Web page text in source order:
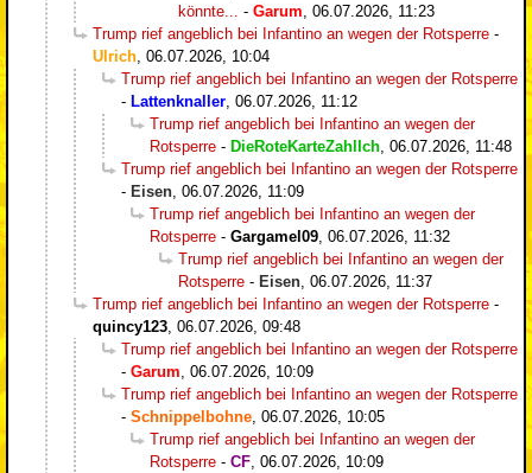
könnte... - Garum, 06.07.2026, 11:23
Trump rief angeblich bei Infantino an wegen der Rotsperre -
Ulrich, 06.07.2026, 10:04
Trump rief angeblich bei Infantino an wegen der Rotsperre
- Lattenknaller, 06.07.2026, 11:12
Trump rief angeblich bei Infantino an wegen der
Rotsperre - DieRoteKarteZahlIch, 06.07.2026, 11:48
Trump rief angeblich bei Infantino an wegen der Rotsperre
- Eisen, 06.07.2026, 11:09
Trump rief angeblich bei Infantino an wegen der
Rotsperre - Gargamel09, 06.07.2026, 11:32
Trump rief angeblich bei Infantino an wegen der
Rotsperre - Eisen, 06.07.2026, 11:37
Trump rief angeblich bei Infantino an wegen der Rotsperre -
quincy123, 06.07.2026, 09:48
Trump rief angeblich bei Infantino an wegen der Rotsperre
- Garum, 06.07.2026, 10:09
Trump rief angeblich bei Infantino an wegen der Rotsperre
- Schnippelbohne, 06.07.2026, 10:05
Trump rief angeblich bei Infantino an wegen der
Rotsperre - CF, 06.07.2026, 10:09